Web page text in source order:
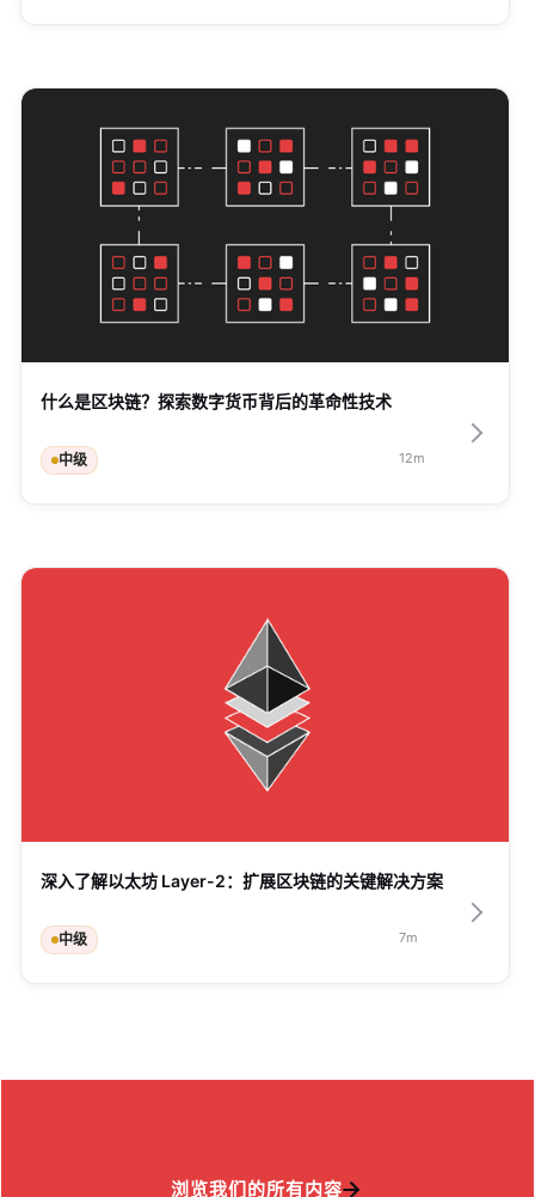
什么是区块链？探索数字货币背后的革命性技术
中级 12m
深入了解以太坊 Layer-2：扩展区块链的关键解决方案
中级 7m
浏览我们的所有内容